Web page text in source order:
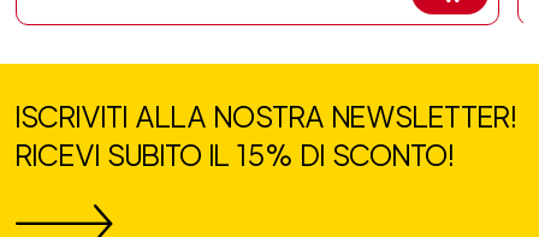
ISCRIVITI ALLA NOSTRA NEWSLETTER!
RICEVI SUBITO IL 15% DI SCONTO!